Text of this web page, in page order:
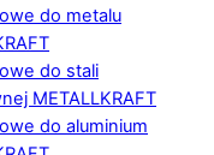
do metalu
do stali
METALLKRAFT
do aluminium